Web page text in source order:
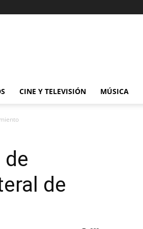
CINE Y TELEVISIÓN MÚSICA
de